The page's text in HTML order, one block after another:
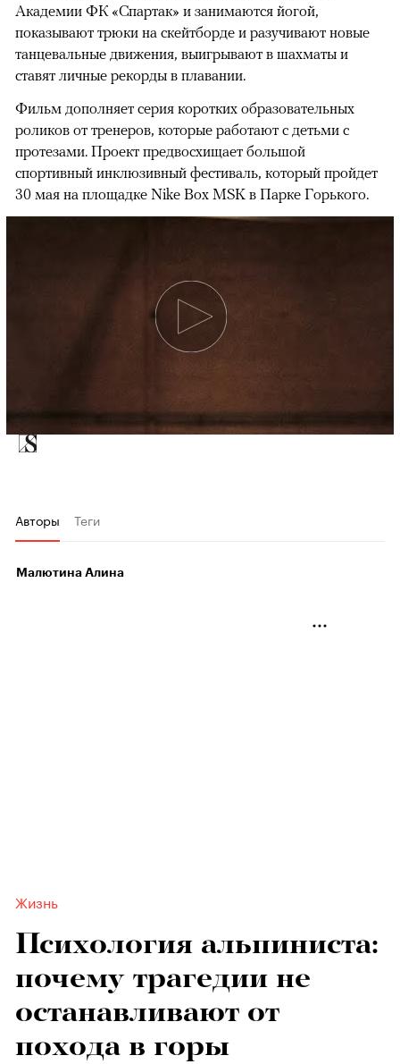
Академии ФК «Спартак» и занимаются йогой,
показывают трюки на скейтборде и разучивают новые
танцевальные движения, выигрывают в шахматы и
ставят личные рекорды в плавании.
Фильм дополняет серия коротких образовательных
роликов от тренеров, которые работают с детьми с
протезами. Проект предвосхищает большой
спортивный инклюзивный фестиваль, который пройдет
30 мая на площадке Nike Box MSK в Парке Горького.
Авторы Теги
Малютина Алина
Жизнь
Психология альпиниста:
почему трагедии не
останавливают от
похода в горы